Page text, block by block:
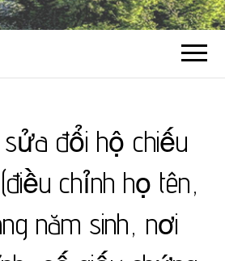
đổi hộ chiếu
chỉnh họ tên,
năm sinh, nơi